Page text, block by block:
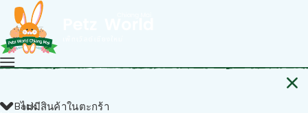
ไม่มีสินค้าในตะกร้า
Back